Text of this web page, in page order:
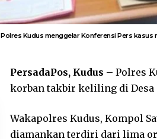
Polres Kudus menggelar Konferensi Pers kasus
PersadaPos, Kudus – Polres
korban takbir keliling di Desa
Wakapolres Kudus, Kompol
diamankan terdiri dari lima